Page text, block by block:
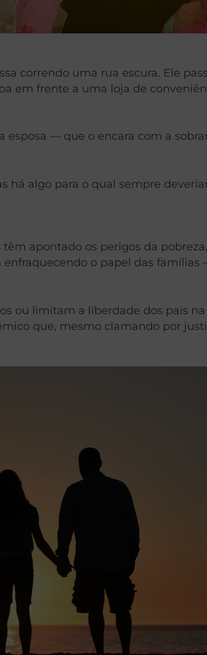
correndo uma rua escura. Ele
em frente a uma loja de
— que o encara com a
há algo para o qual sempre
apontado os perigos da
o papel das
ou limitam a liberdade dos pais
que, mesmo clamando por